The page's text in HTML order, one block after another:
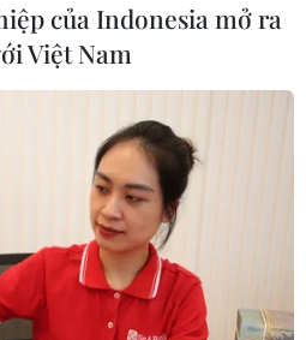
Việt Nam 2026
lực kinh tế tư nhân
bẩy cho Việt Nam vươn
nhân Việt Nam 2026: Mở
lực công-tư
của Indonesia mở ra
Việt Nam